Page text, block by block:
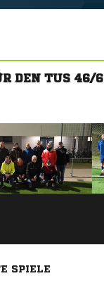
DEN TUS 46/
SPIELE